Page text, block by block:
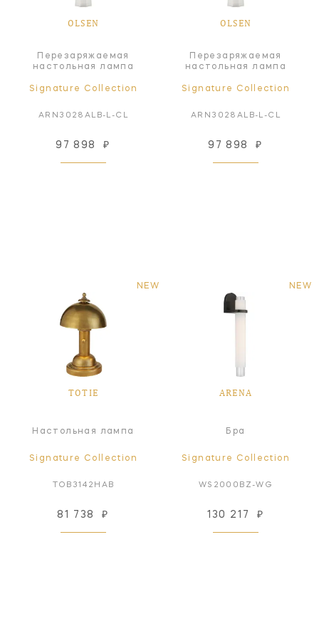
OLSEN
Перезаряжаемая
настольная лампа
Signature Collection
ARN3028ALB-L-CL
97 898 ₽
OLSEN
Перезаряжаемая
настольная лампа
Signature Collection
ARN3028ALB-L-CL
97 898 ₽
NEW
TOTIE
Настольная лампа
Signature Collection
TOB3142HAB
81 738 ₽
NEW
ARENA
Бра
Signature Collection
WS2000BZ-WG
130 217 ₽